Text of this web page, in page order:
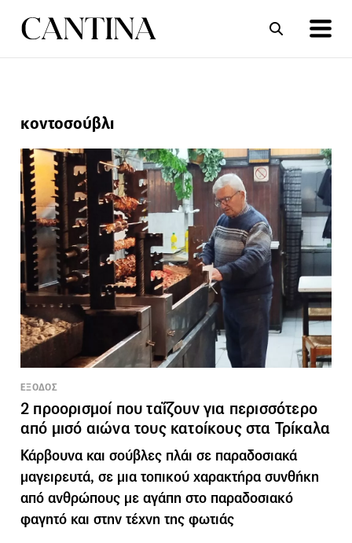
ΣΥΝΤΑΓΕΣ
κοντοσούβλι
ΕΞΟΔΟΣ
2 προορισμοί που ταΐζουν για περισσότερο
από μισό αιώνα τους κατοίκους στα Τρίκαλα
Κάρβουνα και σούβλες πλάι σε παραδοσιακά
μαγειρευτά, σε μια τοπικού χαρακτήρα συνθήκη
από ανθρώπους με αγάπη στο παραδοσιακό
φαγητό και στην τέχνη της φωτιάς